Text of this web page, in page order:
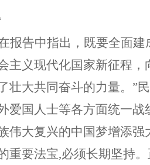
报告中指出，既要全面
主义现代化国家新征程
壮大共同奋斗的力量。”
爱国人士等各方面统一
伟大复兴的中国梦增添
重要法宝,必须长期坚持